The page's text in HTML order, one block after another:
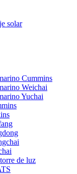
solar
Cummins
Weichai
Yuchai
de luz